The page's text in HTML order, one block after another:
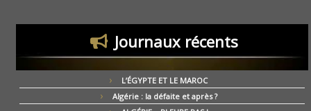
Journaux récents
L’ÉGYPTE ET LE MAROC
Algérie : la défaite et après ?